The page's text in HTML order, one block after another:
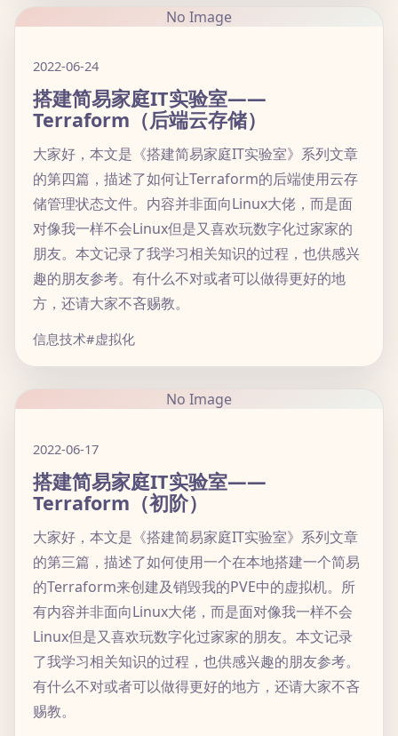
No Image
2022-06-24
搭建简易家庭IT实验室——
Terraform（后端云存储）
大家好，本文是《搭建简易家庭IT实验室》系列文章
的第四篇，描述了如何让Terraform的后端使用云存
储管理状态文件。内容并非面向Linux大佬，而是面
对像我一样不会Linux但是又喜欢玩数字化过家家的
朋友。本文记录了我学习相关知识的过程，也供感兴
趣的朋友参考。有什么不对或者可以做得更好的地
方，还请大家不吝赐教。
信息技术#虚拟化
No Image
2022-06-17
搭建简易家庭IT实验室——
Terraform（初阶）
大家好，本文是《搭建简易家庭IT实验室》系列文章
的第三篇，描述了如何使用一个在本地搭建一个简易
的Terraform来创建及销毁我的PVE中的虚拟机。所
有内容并非面向Linux大佬，而是面对像我一样不会
Linux但是又喜欢玩数字化过家家的朋友。本文记录
了我学习相关知识的过程，也供感兴趣的朋友参考。
有什么不对或者可以做得更好的地方，还请大家不吝
赐教。